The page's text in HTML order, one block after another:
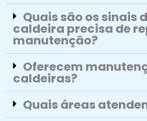
Quais são os sinais
caldeira precisa de
manutenção?
Oferecem
caldeiras?
Quais áreas